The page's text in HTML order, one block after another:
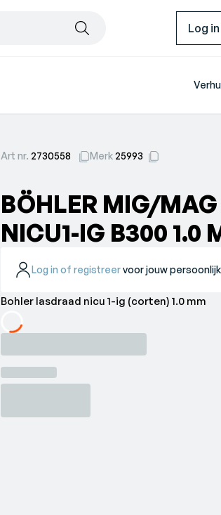
Log
Art nr.2730558 Merk25993
BÖHLER MIG/
NICU1-IG B300 1.0
Log in of registreervoor jouw
Bohler lasdraad nicu 1-ig (corten) 1.0 mm